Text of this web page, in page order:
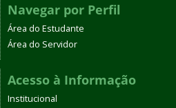
Navegar por Perfil
Área do Estudante
Área do Servidor
Acesso à Informação
Institucional